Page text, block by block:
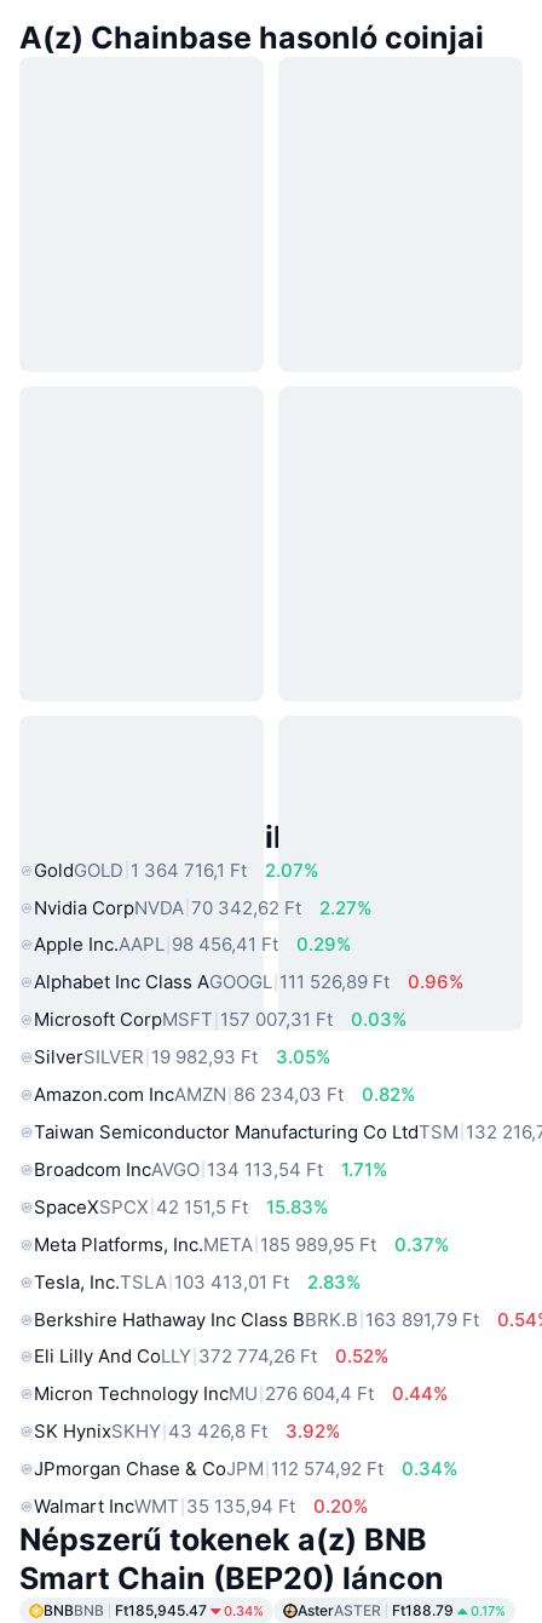
A(z) Chainbase hasonló coinjai
Népszerű Való Világbeli Eszközök
GoldGOLD 1 364 716,1 Ft
2.07%
Nvidia CorpNVDA 70 342,62 Ft
2.27%
Apple Inc.AAPL 98 456,41 Ft
0.29%
Alphabet Inc Class AGOOGL 111 526,89 Ft
0.96%
Microsoft CorpMSFT 157 007,31 Ft
0.03%
SilverSILVER 19 982,93 Ft
3.05%
Amazon.com IncAMZN 86 234,03 Ft
0.82%
Taiwan Semiconductor Manufacturing Co LtdTSM 132
Broadcom IncAVGO 134 113,54 Ft
1.71%
SpaceXSPCX 42 151,5 Ft
15.83%
Meta Platforms, Inc.META 185 989,95 Ft
0.37%
Tesla, Inc.TSLA 103 413,01 Ft
2.83%
Berkshire Hathaway Inc Class BBRK.B 163 891,79 Ft
Eli Lilly And CoLLY 372 774,26 Ft
0.52%
Micron Technology IncMU 276 604,4 Ft
0.44%
SK HynixSKHY 43 426,8 Ft
3.92%
JPmorgan Chase & CoJPM 112 574,92 Ft
0.34%
Walmart IncWMT 35 135,94 Ft 0.20%
Népszerű tokenek a(z) BNB
Smart Chain (BEP20) láncon
BNBBNB Ft185,945.47 0.34% AsterASTER Ft188.79 0.17%